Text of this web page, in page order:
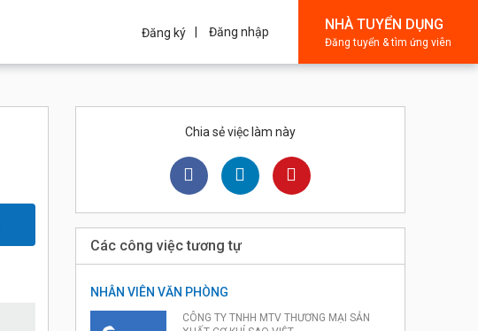
Đăng ký Đăng nhập NHÀ TUYỂN DỤNG
Đăng tuyển & tìm ứng viên
Chia sẻ việc làm này
Các công việc tương tự
NHÂN VIÊN VĂN PHÒNG
CÔNG TY TNHH MTV THƯƠNG MẠI SẢN